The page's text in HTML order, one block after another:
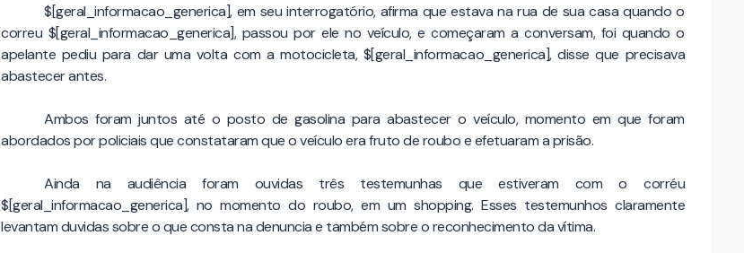
$[geral_informacao_generica], em seu interrogatório, afirma que estava na rua de sua casa quando o
correu $[geral_informacao_generica], passou por ele no veículo, e começaram a conversam, foi quando o
apelante pediu para dar uma volta com a motocicleta, $[geral_informacao_generica], disse que precisava
abastecer antes.
Ambos foram juntos até o posto de gasolina para abastecer o veículo, momento em que foram
abordados por policiais que constataram que o veículo era fruto de roubo e efetuaram a prisão.
Ainda na audiência foram ouvidas três testemunhas que estiveram com o corréu
$[geral_informacao_generica], no momento do roubo, em um shopping. Esses testemunhos claramente
levantam duvidas sobre o que consta na denuncia e também sobre o reconhecimento da vítima.